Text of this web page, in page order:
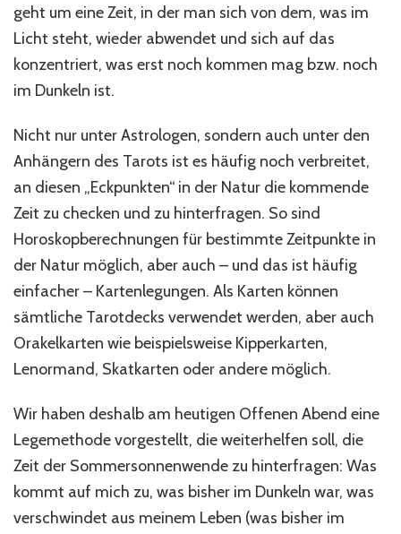
geht um eine Zeit, in der man sich von dem, was im
Licht steht, wieder abwendet und sich auf das
konzentriert, was erst noch kommen mag bzw. noch
im Dunkeln ist.
Nicht nur unter Astrologen, sondern auch unter den
Anhängern des Tarots ist es häufig noch verbreitet,
an diesen „Eckpunkten“ in der Natur die kommende
Zeit zu checken und zu hinterfragen. So sind
Horoskopberechnungen für bestimmte Zeitpunkte in
der Natur möglich, aber auch – und das ist häufig
einfacher – Kartenlegungen. Als Karten können
sämtliche Tarotdecks verwendet werden, aber auch
Orakelkarten wie beispielsweise Kipperkarten,
Lenormand, Skatkarten oder andere möglich.
Wir haben deshalb am heutigen Offenen Abend eine
Legemethode vorgestellt, die weiterhelfen soll, die
Zeit der Sommersonnenwende zu hinterfragen: Was
kommt auf mich zu, was bisher im Dunkeln war, was
verschwindet aus meinem Leben (was bisher im